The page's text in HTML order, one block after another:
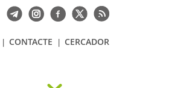
CONTACTE CERCADOR